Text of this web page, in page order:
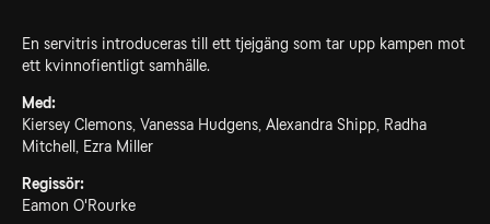
En servitris introduceras till ett tjejgäng som tar upp kampen mot
ett kvinnofientligt samhälle.
Med:
Kiersey Clemons, Vanessa Hudgens, Alexandra Shipp, Radha
Mitchell, Ezra Miller
Regissör:
Eamon O'Rourke